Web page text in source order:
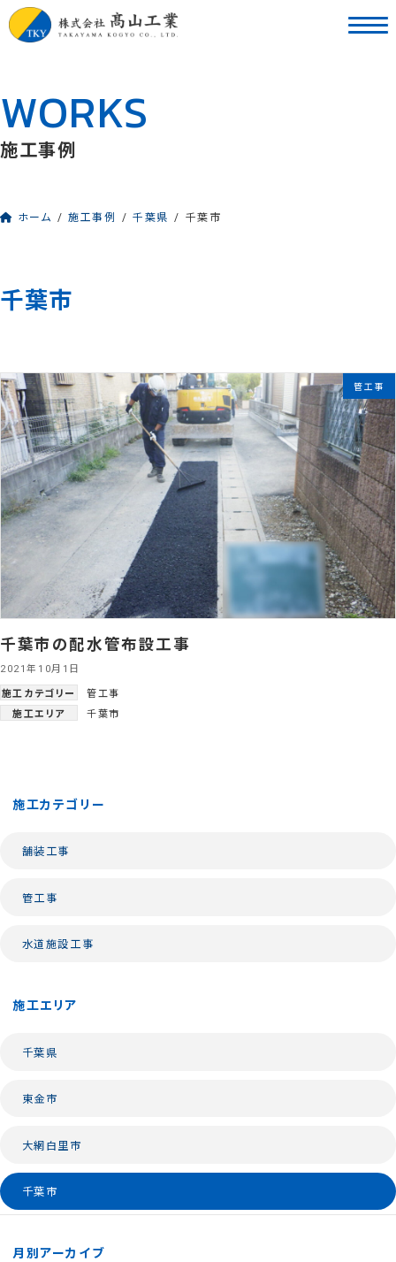
コ
ン
ツ
へ
ス
キ
ナ
ビ
シ
ョ
ン
に
施工事例
WORKS
ホーム 施工事例 千葉県 千葉市
千葉市
管工事
千葉市の配水管布設工事
2021年10月1日
施工カテゴリー
管工事
施工エリア
千葉市
施工カテゴリー
舗装工事
管工事
水道施設工事
施工エリア
千葉県
東金市
大網白里市
千葉市
月別アーカイブ